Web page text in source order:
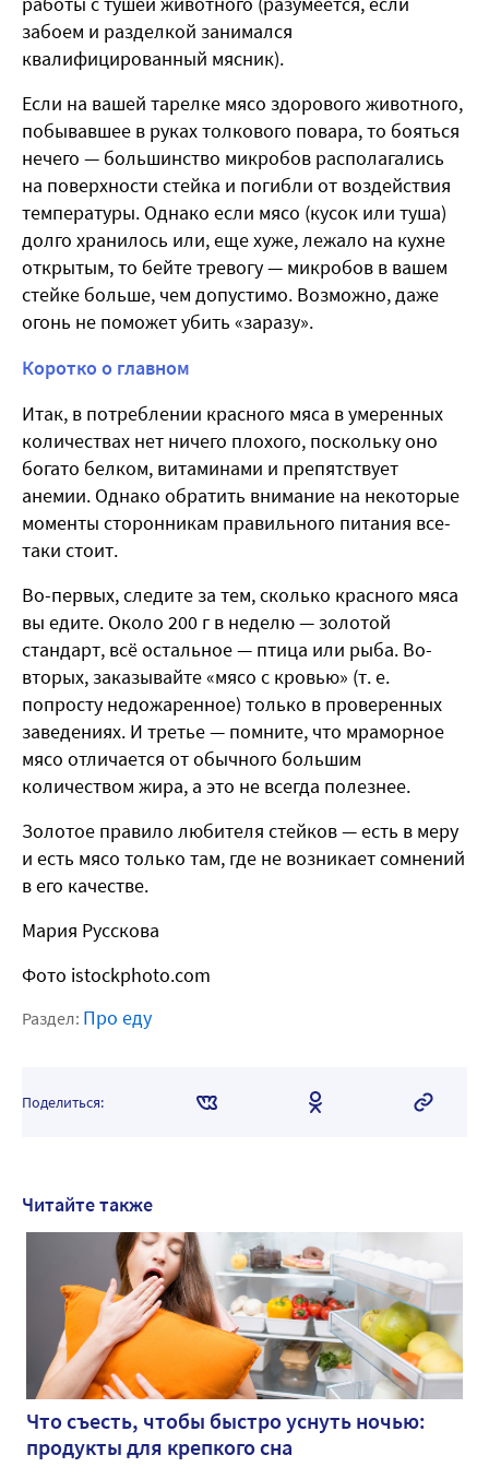
забоем и разделкой занимался
квалифицированный мясник).
Если на вашей тарелке мясо здорового животного,
побывавшее в руках толкового повара, то бояться
нечего — большинство микробов располагались
на поверхности стейка и погибли от воздействия
температуры. Однако если мясо (кусок или туша)
долго хранилось или, еще хуже, лежало на кухне
открытым, то бейте тревогу — микробов в вашем
стейке больше, чем допустимо. Возможно, даже
огонь не поможет убить «заразу».
Коротко о главном
Итак, в потреблении красного мяса в умеренных
количествах нет ничего плохого, поскольку оно
богато белком, витаминами и препятствует
анемии. Однако обратить внимание на некоторые
моменты сторонникам правильного питания все-
таки стоит.
Во-первых, следите за тем, сколько красного мяса
вы едите. Около 200 г в неделю — золотой
стандарт, всё остальное — птица или рыба. Во-
вторых, заказывайте «мясо с кровью» (т. е.
попросту недожаренное) только в проверенных
заведениях. И третье — помните, что мраморное
мясо отличается от обычного большим
количеством жира, а это не всегда полезнее.
Золотое правило любителя стейков — есть в меру
и есть мясо только там, где не возникает сомнений
в его качестве.
Мария Русскова
Фото istockphoto.com
Раздел: Про еду
Поделиться:
Читайте также
Что съесть, чтобы быстро уснуть ночью:
продукты для крепкого сна